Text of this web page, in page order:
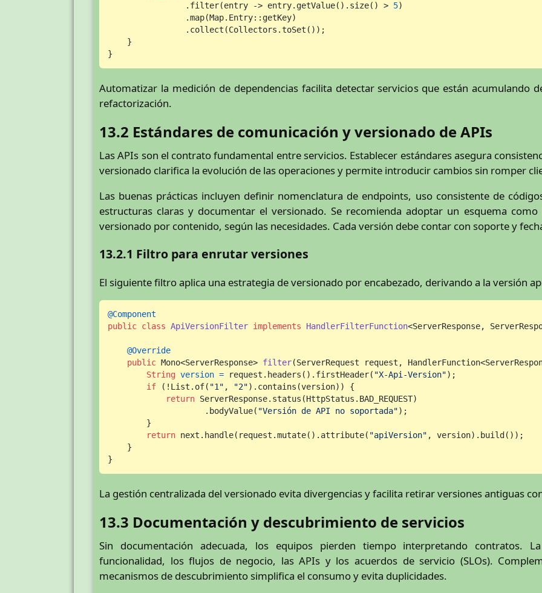
                .filter(entry -> entry.getValue().size() >
5)
                .map(Map.Entry::getKey)
                .collect(Collectors.toSet());
    }
}
Automatizar la medición de dependencias facilita detectar servicios que están acumulando
refactorización.
13.2 Estándares de comunicación y versionado de APIs
Las APIs son el contrato fundamental entre servicios. Establecer estándares asegura
versionado clarifica la evolución de las operaciones y permite introducir cambios sin romper
Las buenas prácticas incluyen definir nomenclatura de endpoints, uso consistente de
estructuras claras y documentar el versionado. Se recomienda adoptar un esquema como
versionado por contenido, según las necesidades. Cada versión debe contar con soporte y
13.2.1 Filtro para enrutar versiones
El siguiente filtro aplica una estrategia de versionado por encabezado, derivando a la versión
@Component
public class ApiVersionFilter implements HandlerFilterFunction<ServerResponse,
@Override
public Mono<ServerResponse> filter(ServerRequest request,
String version = request.headers().firstHeader( "X-Api-Version");
if (!List.of( "1" , "2").contains(version)) {
return ServerResponse.status(HttpStatus.BAD_REQUEST)
                    .bodyValue(
"Versión de API no soportada");
        }
return next.handle(request.mutate().attribute( "apiVersion" , version).build());
    }
}
La gestión centralizada del versionado evita divergencias y facilita retirar versiones antiguas
13.3 Documentación y descubrimiento de servicios
Sin documentación adecuada, los equipos pierden tiempo interpretando contratos.
funcionalidad, los flujos de negocio, las APIs y los acuerdos de servicio (SLOs).
mecanismos de descubrimiento simplifica el consumo y evita duplicidades.